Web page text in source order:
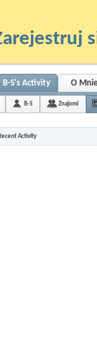
B-S's Activity O
B-S Znajomi
Activity